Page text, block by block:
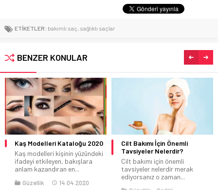
ETİKETLER: bakımlı saç sağlıklı saçlar
BENZER KONULAR
2020
Cilt Bakımı İçin Önemli
Tavsiyeler Nelerdir?
Cilt bakımı için önemli
tavsiyeler nelerdir merak
Kızıl Kahve Saç
En popüler renk
olan kızıl kahve hem göz